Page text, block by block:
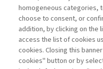
homogeneous categories,
choose to consent, or
addition, by clicking on the
access the list of cookies
cookies. Closing this
cookies" button or by